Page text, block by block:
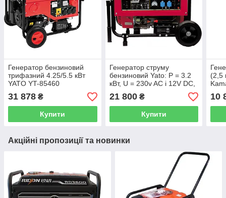
Генератор бензиновий
трифазний 4.25/5.5 кВт
YATO YT-85460
31 878 ₴
Купити
Генератор струму
бензиновий Yato: P = 3.2
кВт, U = 230v AC і 12V DC,
витрата - 1.45 л / год, бак -
15 л YT-85435
21 800₴
Купити
(2,5
10
Акційні пропозиції та новинки